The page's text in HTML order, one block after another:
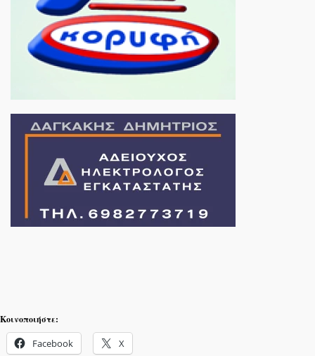
Κοινοποιήστε:
Facebook X